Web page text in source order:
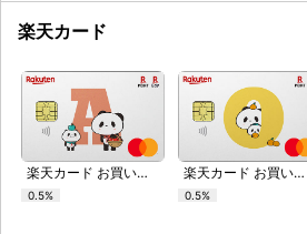
楽天カード
楽天カード お買いものパンダ アルファベットセレクション
0.5%
楽天カード お買いものパンダ アルファベットセレクション
0.5%